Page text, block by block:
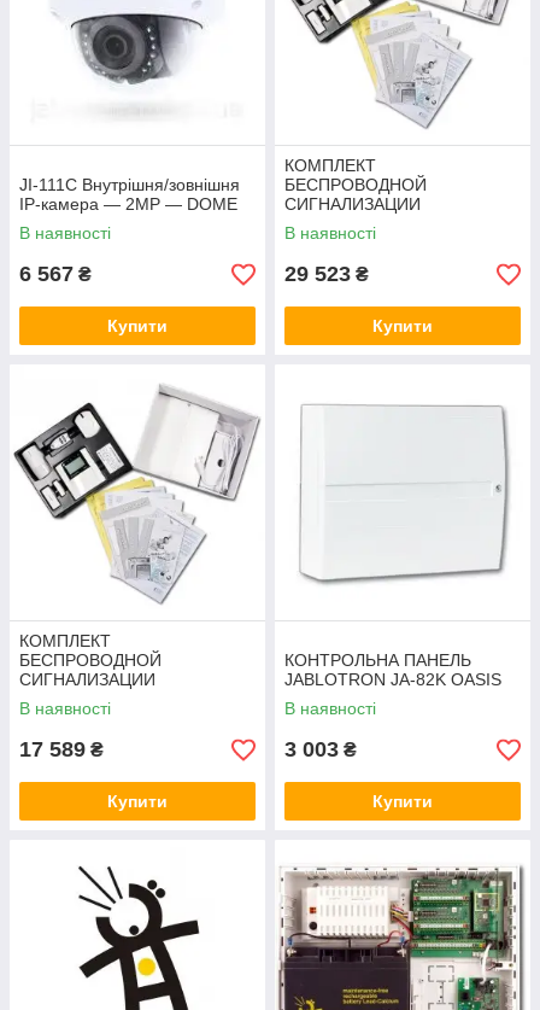
JI-111C Внутрішня/зовнішня
IP-камера — 2MP — DOME
В наявності
6 567 ₴
Купити
КОМПЛЕКТ
БЕСПРОВОДНОЙ
СИГНАЛИЗАЦИИ
JABLOTRON JK-82 OASIS
GSM
В наявності
29 523 ₴
Купити
КОМПЛЕКТ
БЕСПРОВОДНОЙ
СИГНАЛИЗАЦИИ
JABLOTRON JK-84 OASIS
В наявності
17 589 ₴
Купити
КОНТРОЛЬНА ПАНЕЛЬ
JABLOTRON JA-82K OASIS
В наявності
3 003 ₴
Купити